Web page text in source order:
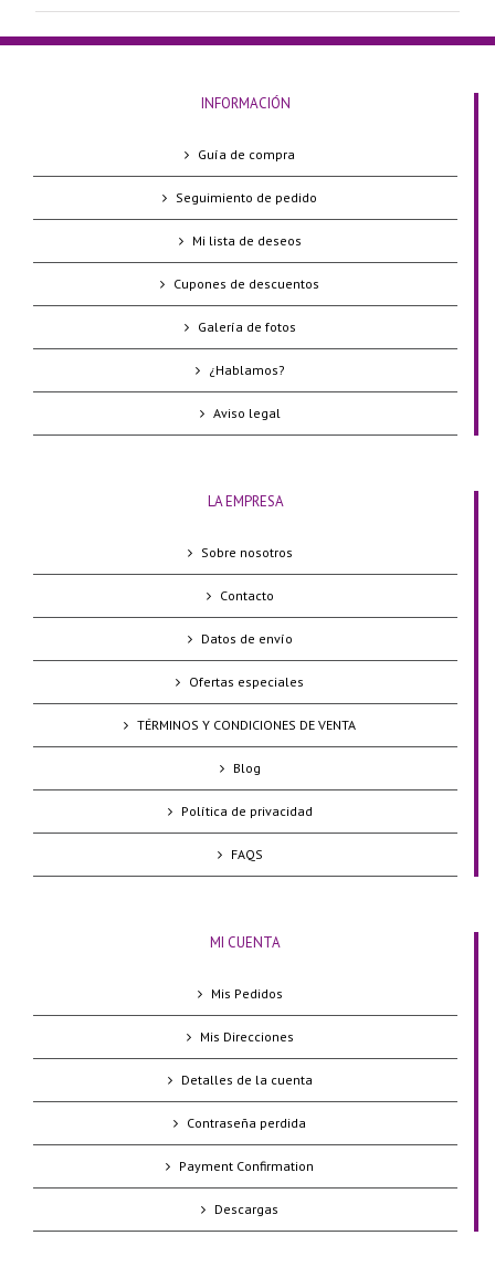
INFORMACIÓN
Guía de compra
Seguimiento de pedido
Mi lista de deseos
Cupones de descuentos
Galería de fotos
¿Hablamos?
Aviso legal
LA EMPRESA
Sobre nosotros
Contacto
Datos de envío
Ofertas especiales
TÉRMINOS Y CONDICIONES DE VENTA
Blog
Política de privacidad
FAQS
MI CUENTA
Mis Pedidos
Mis Direcciones
Detalles de la cuenta
Contraseña perdida
Payment Confirmation
Descargas